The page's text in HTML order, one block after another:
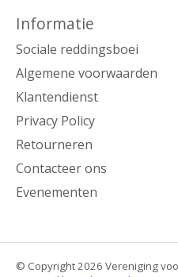
Informatie
Sociale reddingsboei
Algemene voorwaarden
Klantendienst
Privacy Policy
Retourneren
Contacteer ons
Evenementen
© Copyright 2026 Vereniging